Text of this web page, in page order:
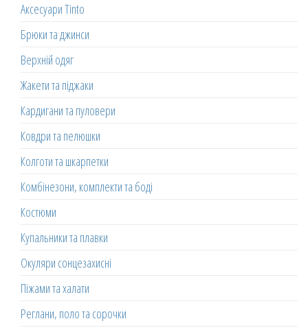
Аксесуари Tinto
Брюки та джинси
Верхній одяг
Жакети та піджаки
Кардигани та пуловери
Ковдри та пелюшки
Колготи та шкарпетки
Комбінезони, комплекти та боді
Костюми
Купальники та плавки
Окуляри сонцезахисні
Піжами та халати
Реглани, поло та сорочки